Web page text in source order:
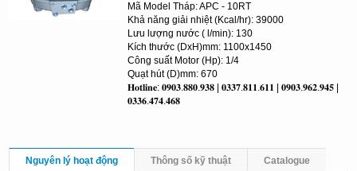
Mã Model Tháp: APC - 10RT
Khả năng giải nhiệt (Kcal/hr): 39000
Lưu lượng nước ( l/min): 130
Kích thước (DxH)mm: 1100x1450
Công suất Motor (Hp): 1/4
Quạt hút (D)mm: 670
𝐇𝐨𝐭𝐥𝐢𝐧𝐞: 𝟎𝟗𝟎𝟑.𝟖𝟖𝟎.𝟗𝟑𝟖 | 𝟎𝟑𝟑𝟕.𝟖𝟏𝟏.𝟔𝟏𝟏 | 𝟎𝟗𝟎𝟑.𝟗𝟔𝟐.𝟗𝟒𝟓 |
𝟎𝟑𝟑𝟔.𝟒𝟕𝟒.𝟒𝟔𝟖
Nguyên lý hoạt động Thông số kỹ thuật Catalogue